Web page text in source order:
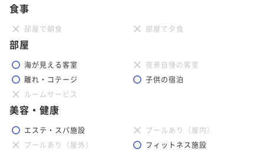
食事
部屋で朝食 部屋で夕食
部屋
海が見える客室
夜景自慢の客室
離れ・コテージ
子供の宿泊
ルームサービス
美容・健康
エステ・スパ施設
プールあり（屋内）
プールあり（屋外）
フィットネス施設